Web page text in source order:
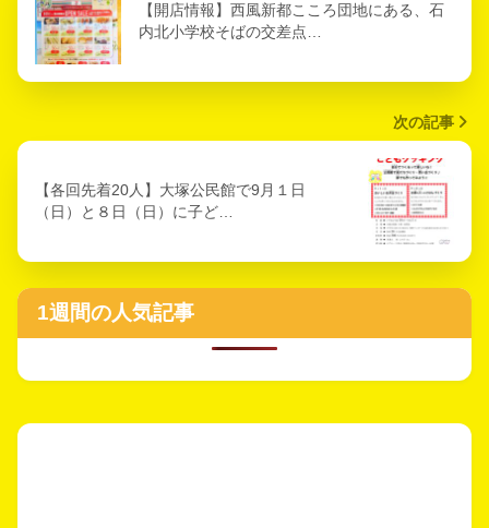
【開店情報】西風新都こころ団地にある、石
内北小学校そばの交差点…
次の記事
【各回先着20人】大塚公民館で9月１日
（日）と８日（日）に子ど…
1週間の人気記事